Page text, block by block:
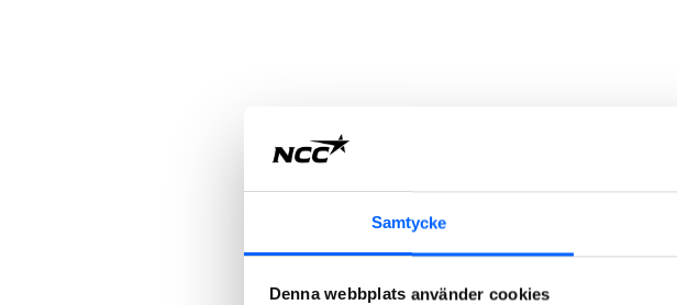
Samtycke
Denna webbplats använder cookies